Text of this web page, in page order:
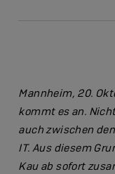
Mannheim, 20.
kommt es an.
auch zwischen
IT. Aus diesem
Kau ab sofort